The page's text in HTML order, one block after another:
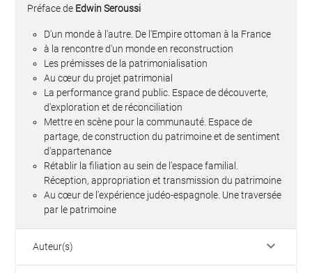
Préface de Edwin Seroussi
D'un monde à l'autre. De l'Empire ottoman à la France
à la rencontre d'un monde en reconstruction
Les prémisses de la patrimonialisation
Au cœur du projet patrimonial
La performance grand public. Espace de découverte,
d'exploration et de réconciliation
Mettre en scène pour la communauté. Espace de
partage, de construction du patrimoine et de sentiment
d'appartenance
Rétablir la filiation au sein de l'espace familial.
Réception, appropriation et transmission du patrimoine
Au cœur de l'expérience judéo-espagnole. Une traversée
par le patrimoine
Auteur(s) keyboard_arrow_down